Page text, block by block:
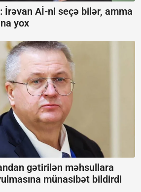
İrəvan Aİ-ni seçə bilər, amma
yox
gətirilən məhsullara
münasibət bildirdi